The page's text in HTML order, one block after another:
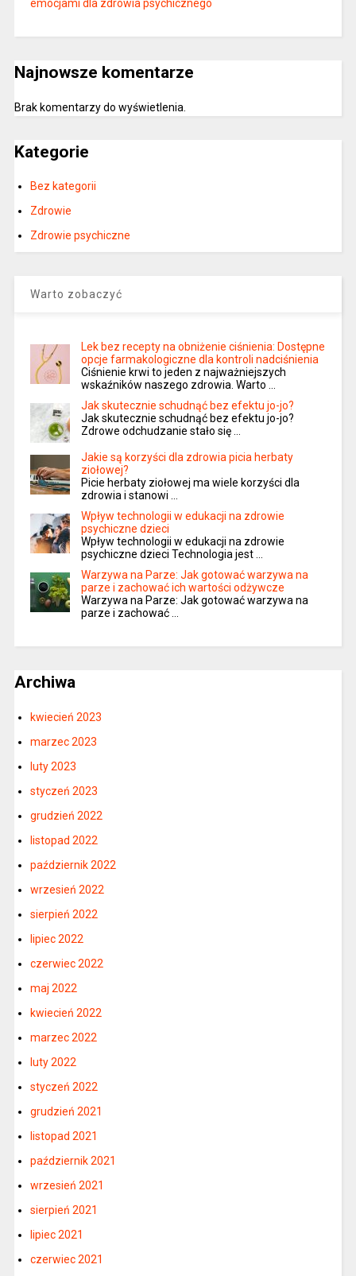
emocjami dla zdrowia psychicznego
Najnowsze komentarze
Brak komentarzy do wyświetlenia.
Kategorie
Bez kategorii
Zdrowie
Zdrowie psychiczne
Warto zobaczyć
Lek bez recepty na obniżenie ciśnienia: Dostępne
opcje farmakologiczne dla kontroli nadciśnienia
Ciśnienie krwi to jeden z najważniejszych
wskaźników naszego zdrowia. Warto …
Jak skutecznie schudnąć bez efektu jo-jo?
Jak skutecznie schudnąć bez efektu jo-jo?
Zdrowe odchudzanie stało się …
Jakie są korzyści dla zdrowia picia herbaty
ziołowej?
Picie herbaty ziołowej ma wiele korzyści dla
zdrowia i stanowi …
Wpływ technologii w edukacji na zdrowie
psychiczne dzieci
Wpływ technologii w edukacji na zdrowie
psychiczne dzieci Technologia jest …
Warzywa na Parze: Jak gotować warzywa na
parze i zachować ich wartości odżywcze
Warzywa na Parze: Jak gotować warzywa na
parze i zachować …
Archiwa
kwiecień 2023
marzec 2023
luty 2023
styczeń 2023
grudzień 2022
listopad 2022
październik 2022
wrzesień 2022
sierpień 2022
lipiec 2022
czerwiec 2022
maj 2022
kwiecień 2022
marzec 2022
luty 2022
styczeń 2022
grudzień 2021
listopad 2021
październik 2021
wrzesień 2021
sierpień 2021
lipiec 2021
czerwiec 2021